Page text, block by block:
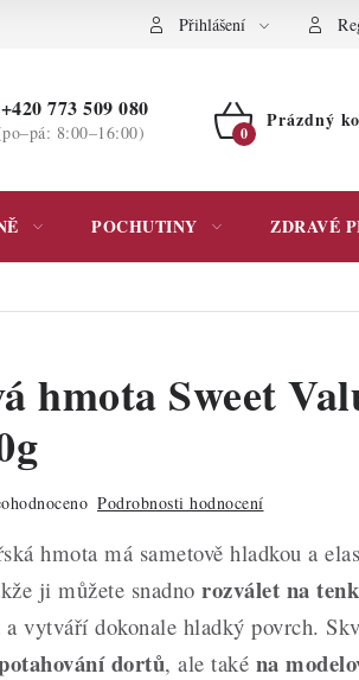
osobních údajů Přihlášení
+420 773 509 080
8:00–16:00)
NÁKUPNÍ
Prázdný
POCHUTINY ZDRAVÉ
hmota Sweet
Podrobnosti hodnocení
hmota má sametově hladkou a
ji můžete snadno rozválet na
vytváří dokonale hladký povrch.
dortů, ale také na